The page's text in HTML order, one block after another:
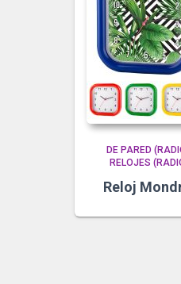
DE PARED
RELOJES
Reloj